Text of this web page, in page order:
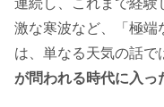
連続し、これまで経験
激な寒波など、「極端
は、単なる天気の話で
が問われる時代に入っ